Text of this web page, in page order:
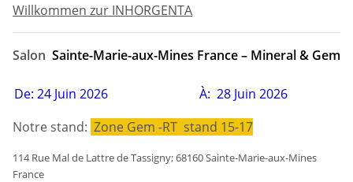
Willkommen zur INHORGENTA
Salon Sainte-Marie-aux-Mines France – Mineral & Gem
De: 24 Juin 2026 À: 28 Juin 2026
Notre stand: Zone Gem -RT stand 15-17
114 Rue Mal de Lattre de Tassigny; 68160 Sainte-Marie-aux-Mines
France